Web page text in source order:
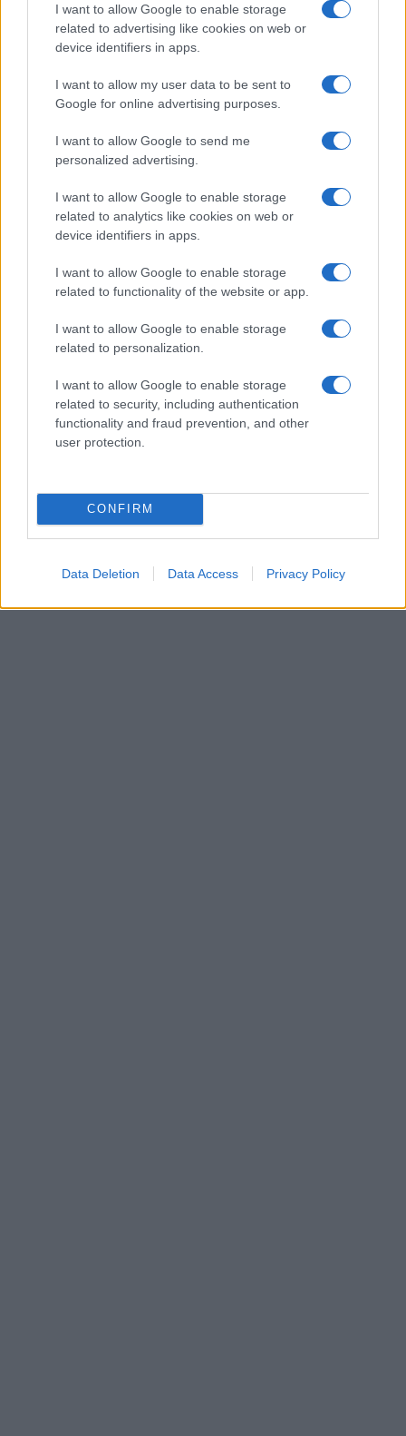
I want to allow Google to enable storage
related to advertising like cookies on web or
device identifiers in apps.
I want to allow my user data to be sent to
Google for online advertising purposes.
I want to allow Google to send me
personalized advertising.
I want to allow Google to enable storage
related to analytics like cookies on web or
device identifiers in apps.
I want to allow Google to enable storage
related to functionality of the website or app.
I want to allow Google to enable storage
related to personalization.
I want to allow Google to enable storage
related to security, including authentication
functionality and fraud prevention, and other
user protection.
CONFIRM
Data Deletion Data Access Privacy Policy